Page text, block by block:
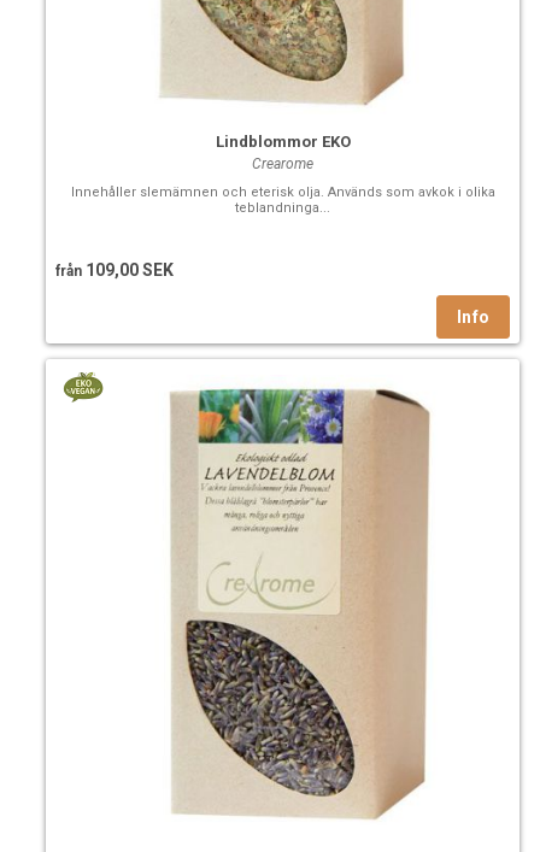
Lindblommor EKO
Crearome
Innehåller slemämnen och eterisk olja. Används som avkok i olika
teblandninga...
från 109,00 SEK